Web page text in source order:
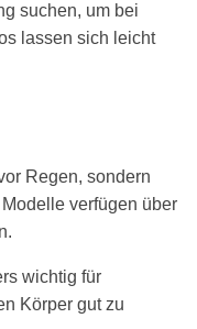
suchen, um bei
lassen sich leicht
Regen, sondern
verfügen über
wichtig für
Körper gut zu